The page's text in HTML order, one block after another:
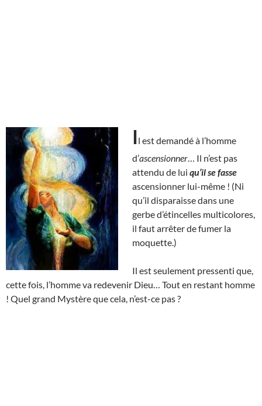
Il est demandé à l’homme
d’ascensionner … Il n’est pas
attendu de lui qu’il se fasse
ascensionner lui-même ! (Ni
qu’il disparaisse dans une
gerbe d’étincelles multicolores,
il faut arrêter de fumer la
moquette.)
Il est seulement pressenti que,
cette fois, l’homme va redevenir Dieu… Tout en restant homme
! Quel grand Mystère que cela, n’est-ce pas ?